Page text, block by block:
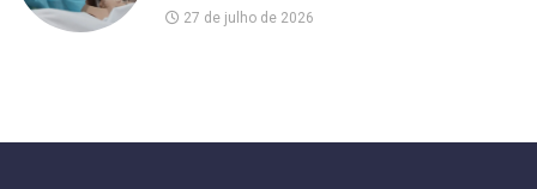
27 de julho de 2026